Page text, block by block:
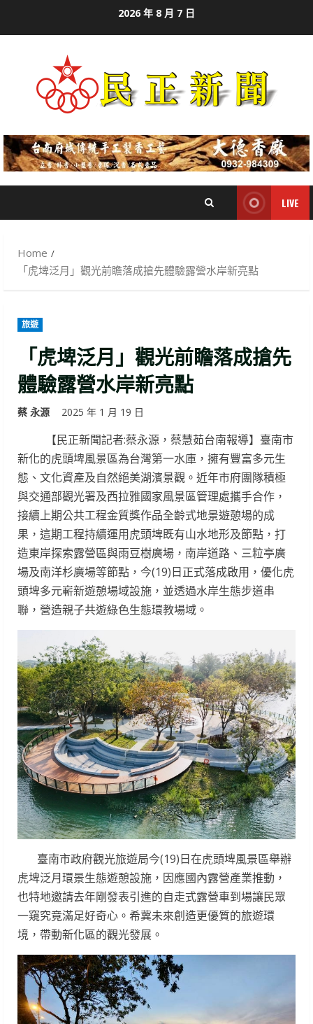
2026 年 8 月 7 日
LIVE
Home
「虎埤泛月」觀光前瞻落成搶先體驗露營水岸新亮點
旅遊
「虎埤泛月」觀光前瞻落成搶先
體驗露營水岸新亮點
蔡 永源 2025 年 1 月 19 日
【民正新聞記者:蔡永源，蔡慧茹台南報導】臺南市
新化的虎頭埤風景區為台灣第一水庫，擁有豐富多元生
態、文化資產及自然絕美湖濱景觀。近年市府團隊積極
與交通部觀光署及西拉雅國家風景區管理處攜手合作，
接續上期公共工程金質獎作品全齡式地景遊憩場的成
果，這期工程持續運用虎頭埤既有山水地形及節點，打
造東岸探索露營區與雨豆樹廣場，南岸道路、三粒亭廣
場及南洋杉廣場等節點，今(19)日正式落成啟用，優化虎
頭埤多元嶄新遊憩場域設施，並透過水岸生態步道串
聯，營造親子共遊綠色生態環教場域。
臺南市政府觀光旅遊局今(19)日在虎頭埤風景區舉辦
虎埤泛月環景生態遊憩設施，因應國內露營產業推動，
也特地邀請去年剛發表引進的自走式露營車到場讓民眾
一窺究竟滿足好奇心。希冀未來創造更優質的旅遊環
境，帶動新化區的觀光發展。